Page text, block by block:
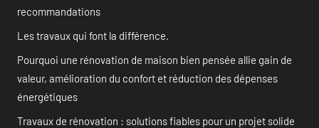
recommandations
Les travaux qui font la différence.
Pourquoi une rénovation de maison bien pensée allie gain de
valeur, amélioration du confort et réduction des dépenses
énergétiques
Travaux de rénovation : solutions fiables pour un projet solide